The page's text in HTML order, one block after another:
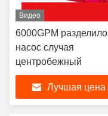
Видео
6000GPM разделило
насос случая
центробежный
Лучшая цена